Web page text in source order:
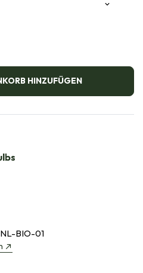
HINZUFÜGEN
NL-BIO-01